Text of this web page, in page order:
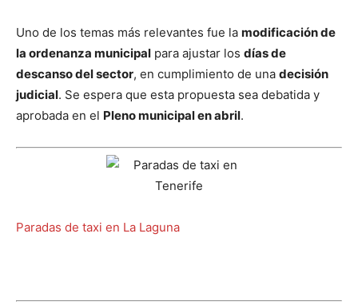
Uno de los temas más relevantes fue la modificación de
la ordenanza municipal para ajustar los días de
descanso del sector, en cumplimiento de una decisión
judicial. Se espera que esta propuesta sea debatida y
aprobada en el Pleno municipal en abril.
Paradas de taxi en La Laguna